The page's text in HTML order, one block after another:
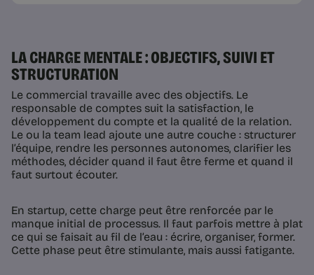
LA CHARGE MENTALE : OBJECTIFS, SUIVI ET
STRUCTURATION
Le commercial travaille avec des objectifs. Le
responsable de comptes suit la satisfaction, le
développement du compte et la qualité de la relation.
Le ou la team lead ajoute une autre couche : structurer
l’équipe, rendre les personnes autonomes, clarifier les
méthodes, décider quand il faut être ferme et quand il
faut surtout écouter.
En startup, cette charge peut être renforcée par le
manque initial de processus. Il faut parfois mettre à plat
ce qui se faisait au fil de l’eau : écrire, organiser, former.
Cette phase peut être stimulante, mais aussi fatigante.